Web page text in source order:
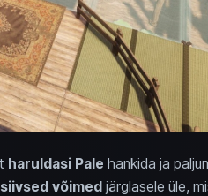
haruldasi Pale hankida ja
võimedjärglasele üle,